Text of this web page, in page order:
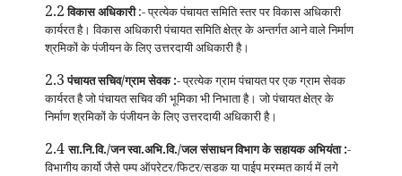
2.2विकास अधिकारी:- प्रत्येक पंचायत समिति स्तर पर विकास अधिकारी
कार्यरत है। विकास अधिकारी पंचायत समिति क्षेत्र के अन्तर्गत आने वाले निर्माण
श्रमिकों के पंजीयन के लिए उत्तरदायी अधिकारी है।
2.3 पंचायत सचिव/ग्राम सेवक :- प्रत्येक ग्राम पंचायत पर एक ग्राम सेवक
कार्यरत है जो पंचायत सचिव की भूमिका भी निभाता है। जो पंचायत क्षेत्र के
निर्माण श्रमिकों के पंजीयन के लिए उत्तरदायी अधिकारी है।
2.4सा.नि.वि./जन स्वा.अभि.वि./जल संसाधन विभाग के सहायक अभियंता :-
विभागीय कार्यो जैसे पम्पऑपरेटर/फिटर/सडक या पाईप मरम्मत कार्य में लगे